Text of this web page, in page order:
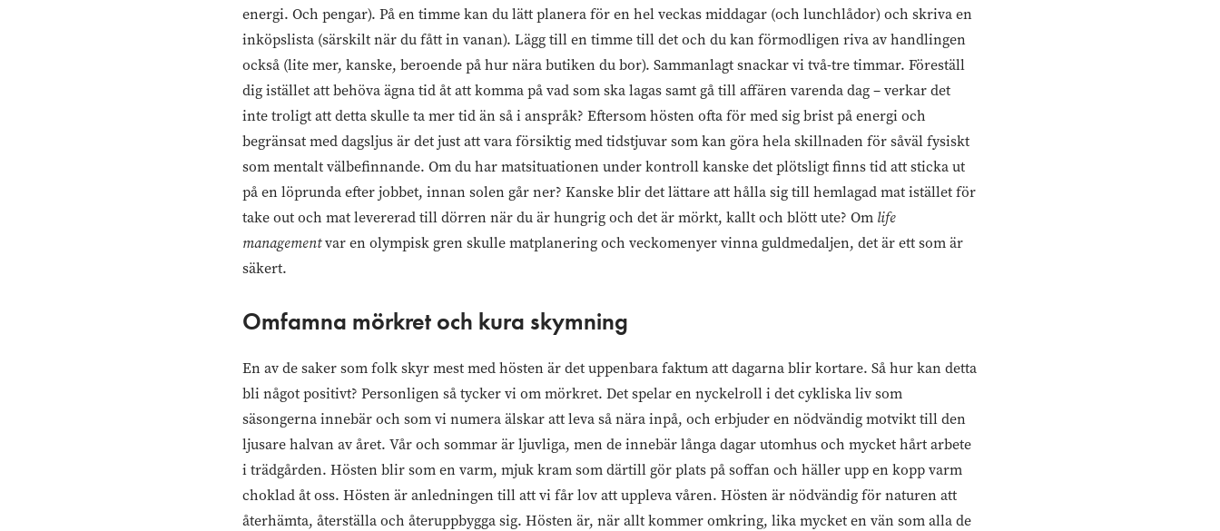
energi. Och pengar). På en timme kan du lätt planera för en hel veckas middagar (och lunchlådor) och skriva en
inköpslista (särskilt när du fått in vanan). Lägg till en timme till det och du kan förmodligen riva av handlingen
också (lite mer, kanske, beroende på hur nära butiken du bor). Sammanlagt snackar vi två-tre timmar. Föreställ
dig istället att behöva ägna tid åt att komma på vad som ska lagas samt gå till affären varenda dag – verkar det
inte troligt att detta skulle ta mer tid än så i anspråk? Eftersom hösten ofta för med sig brist på energi och
begränsat med dagsljus är det just att vara försiktig med tidstjuvar som kan göra hela skillnaden för såväl fysiskt
som mentalt välbefinnande. Om du har matsituationen under kontroll kanske det plötsligt finns tid att sticka ut
på en löprunda efter jobbet, innan solen går ner? Kanske blir det lättare att hålla sig till hemlagad mat istället för
take out och mat levererad till dörren när du är hungrig och det är mörkt, kallt och blött ute? Om life
managementvar en olympisk gren skulle matplanering och veckomenyer vinna guldmedaljen, det är ett som är
säkert.
Omfamna mörkret och kura skymning
En av de saker som folk skyr mest med hösten är det uppenbara faktum att dagarna blir kortare. Så hur kan detta
bli något positivt? Personligen så tycker vi om mörkret. Det spelar en nyckelroll i det cykliska liv som
säsongerna innebär och som vi numera älskar att leva så nära inpå, och erbjuder en nödvändig motvikt till den
ljusare halvan av året. Vår och sommar är ljuvliga, men de innebär långa dagar utomhus och mycket hårt arbete
i trädgården. Hösten blir som en varm, mjuk kram som därtill gör plats på soffan och häller upp en kopp varm
choklad åt oss. Hösten är anledningen till att vi får lov att uppleva våren. Hösten är nödvändig för naturen att
återhämta, återställa och återuppbygga sig. Hösten är, när allt kommer omkring, lika mycket en vän som alla de